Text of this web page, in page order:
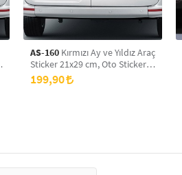
AS-160 Kırmızı Ay ve Yıldız Araç
Sticker 21x29 cm, Oto Sticker,
Araba Sticker
199,90